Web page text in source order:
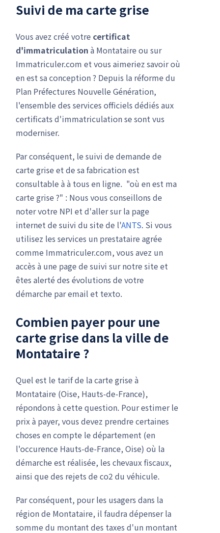
Suivi de ma carte grise
Vous avez créé votre certificat
d'immatriculation à Montataire ou sur
Immatriculer.com et vous aimeriez savoir où
en est sa conception ? Depuis la réforme du
Plan Préfectures Nouvelle Génération,
l'ensemble des services officiels dédiés aux
certificats d'immatriculation se sont vus
moderniser.
Par conséquent, le suivi de demande de
carte grise et de sa fabrication est
consultable à à tous en ligne. "où en est ma
carte grise ?" : Nous vous conseillons de
noter votre NPI et d'aller sur la page
internet de suivi du site de l'ANTS. Si vous
utilisez les services un prestataire agrée
comme Immatriculer.com, vous avez un
accès à une page de suivi sur notre site et
êtes alerté des évolutions de votre
démarche par email et texto.
Combien payer pour une
carte grise dans la ville de
Montataire ?
Quel est le tarif de la carte grise à
Montataire (Oise, Hauts-de-France),
répondons à cette question. Pour estimer le
prix à payer, vous devez prendre certaines
choses en compte le département (en
l'occurence Hauts-de-France, Oise) où la
démarche est réalisée, les chevaux fiscaux,
ainsi que des rejets de co2 du véhicule.
Par conséquent, pour les usagers dans la
région de Montataire, il faudra dépenser la
somme du montant des taxes d'un montant